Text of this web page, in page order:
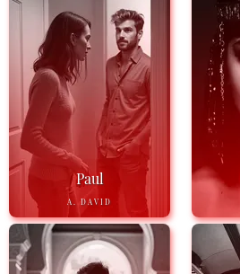
Paul
A. DAVID